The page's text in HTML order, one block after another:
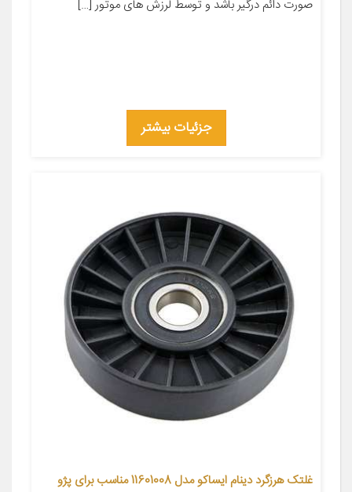
صورت دائم درگیر باشد و توسط لرزش های موتور […]
جزئیات بیشتر
غلتک هرزگرد دینام ایساکو مدل 11601008 مناسب برای پژو